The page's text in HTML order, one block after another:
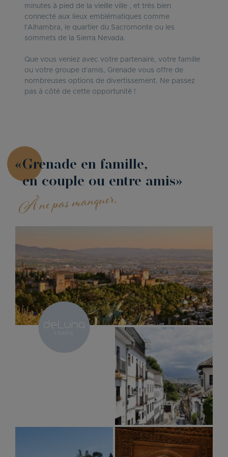
minutes à pied de la vieille ville , et très bien
connecté aux lieux emblématiques comme
l'Alhambra, le quartier du Sacromonte ou les
sommets de la Sierra Nevada.
Que vous veniez avec votre partenaire, votre famille
ou votre groupe d'amis, Grenade vous offre de
nombreuses options de divertissement. Ne passez
pas à côté de cette opportunité !
Grenade en famille,
en couple ou entre amis
À ne pas manquer.